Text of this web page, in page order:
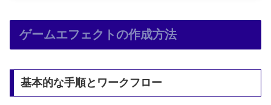
ゲームエフェクトの作成方法
基本的な手順とワークフロー